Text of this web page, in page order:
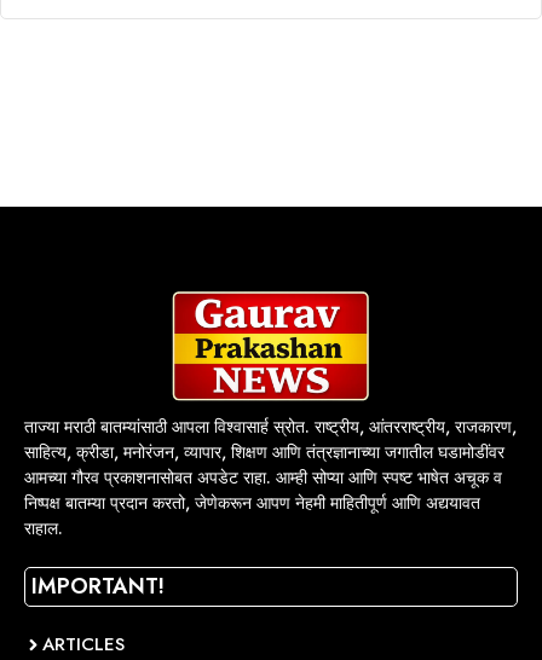
ताज्या मराठी बातम्यांसाठी आपला विश्वासार्ह स्रोत. राष्ट्रीय, आंतरराष्ट्रीय, राजकारण,
साहित्य, क्रीडा, मनोरंजन, व्यापार, शिक्षण आणि तंत्रज्ञानाच्या जगातील घडामोडींवर
आमच्या गौरव प्रकाशनासोबत अपडेट राहा. आम्ही सोप्या आणि स्पष्ट भाषेत अचूक व
निष्पक्ष बातम्या प्रदान करतो, जेणेकरून आपण नेहमी माहितीपूर्ण आणि अद्ययावत
राहाल.
IMPORTANT!
ARTICLES